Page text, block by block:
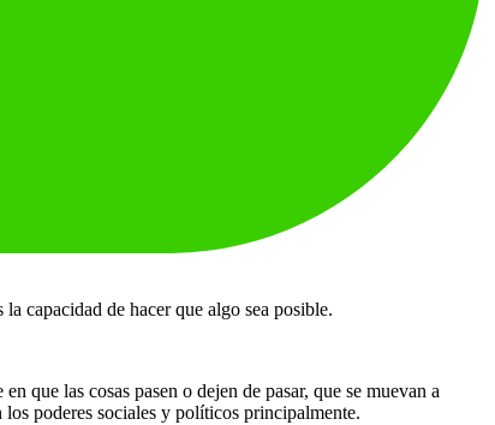
capacidad de hacer que algo sea posible.
que las cosas pasen o dejen de pasar, que se muevan a
poderes sociales y políticos principalmente.